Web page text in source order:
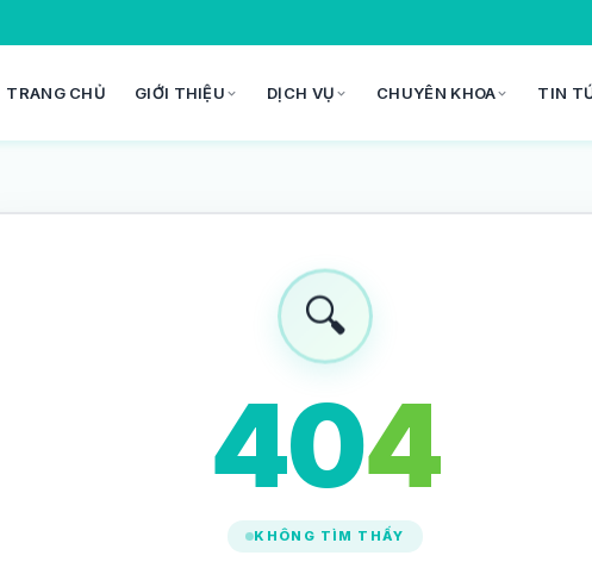
TRANG CHỦ GIỚI THIỆU DỊCH VỤ CHUYÊN KHOA TIN
🔍
404
KHÔNG TÌM THẤY